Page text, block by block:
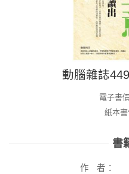
動腦雜誌
電子書
紙本
書
作
者：